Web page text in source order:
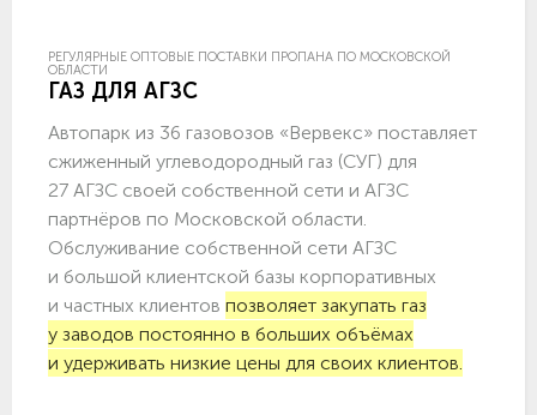
РЕГУЛЯРНЫЕ ОПТОВЫЕ ПОСТАВКИ ПРОПАНА ПО МОСКОВСКОЙ
ОБЛАСТИ
ГАЗ ДЛЯ АГЗС
Автопарк из 36 газовозов «Вервекс» поставляет
сжиженный углеводородный газ (СУГ) для
27 АГЗС своей собственной сети и АГЗС
партнёров по Московской области.
Обслуживание собственной сети АГЗС
и большой клиентской базы корпоративных
и частных клиентов позволяет закупать газ
у заводов постоянно в больших объёмах
и удерживать низкие цены для своих клиентов.